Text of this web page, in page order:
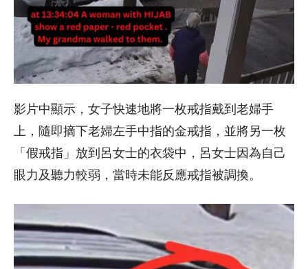
影片中顯示，女子快速地將一枚戒指戴到老婦手
上，隨即摘下老婦左手中指的金戒指，並將另一枚
「假戒指」放到呂女士的衣袋中，呂女士因為自己
眼力及聽力較弱，當時未能反應戒指被調換。